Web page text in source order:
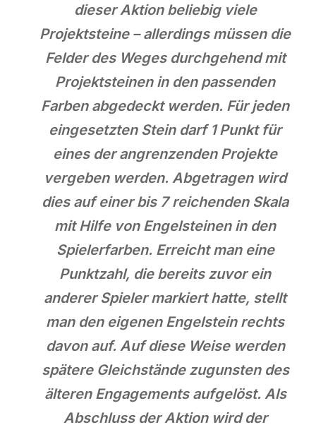
dieser Aktion beliebig viele
Projektsteine – allerdings müssen die
Felder des Weges durchgehend mit
Projektsteinen in den passenden
Farben abgedeckt werden. Für jeden
eingesetzten Stein darf 1 Punkt für
eines der angrenzenden Projekte
vergeben werden. Abgetragen wird
dies auf einer bis 7 reichenden Skala
mit Hilfe von Engelsteinen in den
Spielerfarben. Erreicht man eine
Punktzahl, die bereits zuvor ein
anderer Spieler markiert hatte, stellt
man den eigenen Engelstein rechts
davon auf. Auf diese Weise werden
spätere Gleichstände zugunsten des
älteren Engagements aufgelöst. Als
Abschluss der Aktion wird der